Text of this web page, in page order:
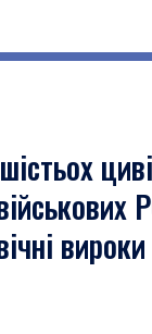
вироки